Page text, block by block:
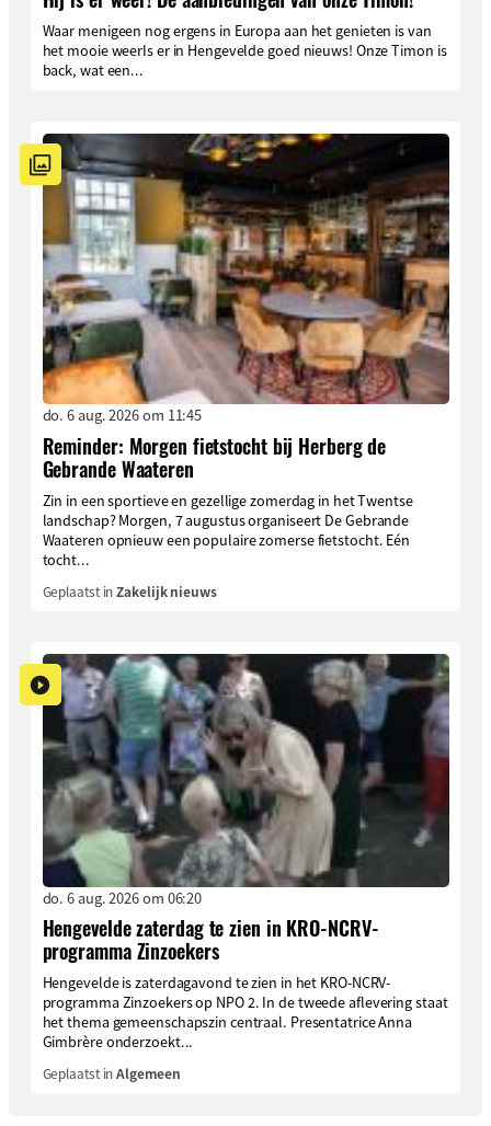
Waar menigeen nog ergens in Europa aan het genieten is van
het mooie weerIs er in Hengevelde goed nieuws! Onze Timon is
back, wat een...
do. 6 aug. 2026 om 11:45
Reminder: Morgen fietstocht bij Herberg de
Gebrande Waateren
Zin in een sportieve en gezellige zomerdag in het Twentse
landschap? Morgen, 7 augustus organiseert De Gebrande
Waateren opnieuw een populaire zomerse fietstocht. Eén
tocht...
Geplaatst inZakelijk nieuws
do. 6 aug. 2026 om 06:20
Hengevelde zaterdag te zien in KRO-NCRV-
programma Zinzoekers
Hengevelde is zaterdagavond te zien in het KRO-NCRV-
programma Zinzoekers op NPO 2. In de tweede aflevering staat
het thema gemeenschapszin centraal. Presentatrice Anna
Gimbrère onderzoekt...
Geplaatst inAlgemeen